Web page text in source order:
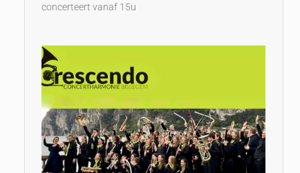
concerteert vanaf 15u